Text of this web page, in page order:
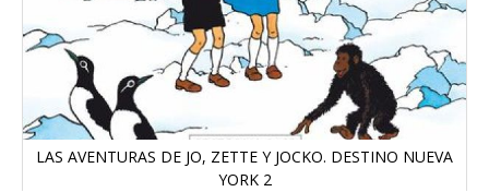
LAS AVENTURAS DE JO, ZETTE Y JOCKO. DESTINO NUEVA
YORK 2